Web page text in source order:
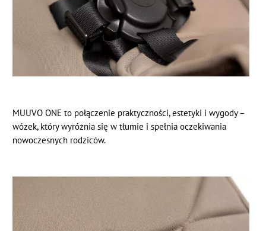
MUUVO ONE to połączenie praktyczności, estetyki i wygody –
wózek, który wyróżnia się w tłumie i spełnia oczekiwania
nowoczesnych rodziców.